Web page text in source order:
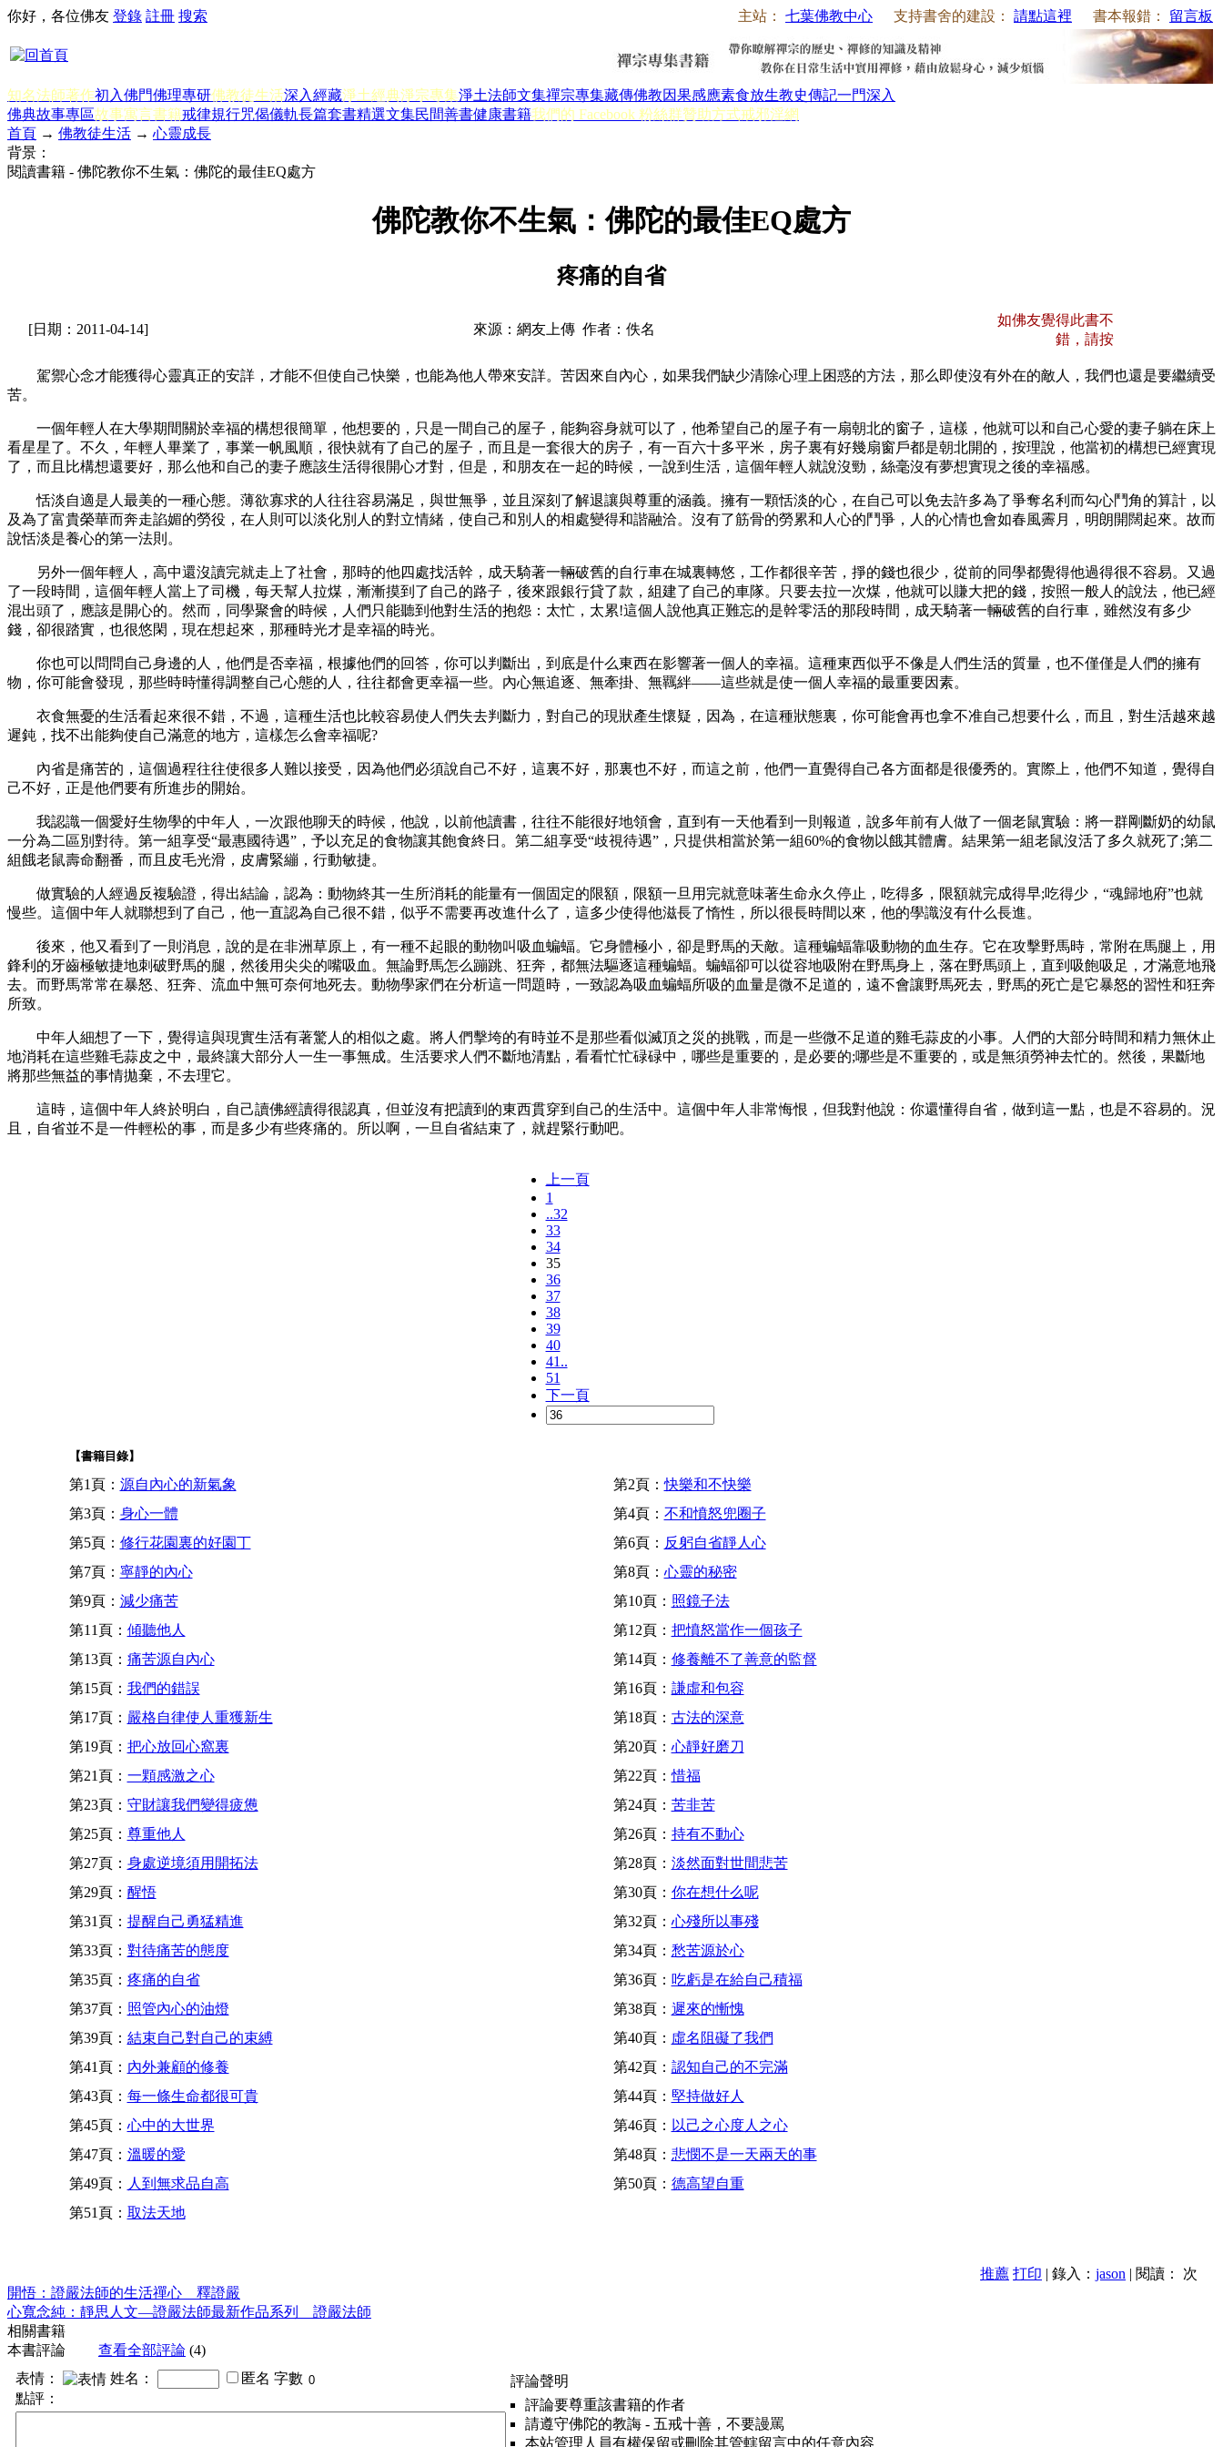
主站： 七葉佛教中心 支持書舍的建設： 請點這裡 書本報錯： 留言板
你好，各位佛友 登錄 註冊 搜索
知名法師著作初入佛門佛理專研佛教徒生活深入經藏淨土經典淨宗專集淨土法師文集禪宗專集藏傳佛教因果感應素食放生教史傳記一門深入
佛典故事專區故事寓言書籍戒律規行咒偈儀軌長篇套書精選文集民間善書健康書籍我們的 Facebook 粉絲群贊助方式戒邪淫網
首頁 → 佛教徒生活 → 心靈成長
背景：
閱讀書籍 - 佛陀教你不生氣：佛陀的最佳EQ處方
佛陀教你不生氣：佛陀的最佳EQ處方
疼痛的自省
[日期：2011-04-14] 來源：網友上傳 作者：佚名
如佛友覺得此書不
錯，請按
駕禦心念才能獲得心靈真正的安詳，才能不但使自己快樂，也能為他人帶來安詳。苦因來自內心，如果我們缺少清除心理上困惑的方法，那么即使沒有外在的敵人，我們也還是要繼續受
苦。
一個年輕人在大學期間關於幸福的構想很簡單，他想要的，只是一間自己的屋子，能夠容身就可以了，他希望自己的屋子有一扇朝北的窗子，這樣，他就可以和自己心愛的妻子躺在床上
看星星了。不久，年輕人畢業了，事業一帆風順，很快就有了自己的屋子，而且是一套很大的房子，有一百六十多平米，房子裏有好幾扇窗戶都是朝北開的，按理說，他當初的構想已經實現
了，而且比構想還要好，那么他和自己的妻子應該生活得很開心才對，但是，和朋友在一起的時候，一說到生活，這個年輕人就說沒勁，絲毫沒有夢想實現之後的幸福感。
恬淡自適是人最美的一種心態。薄欲寡求的人往往容易滿足，與世無爭，並且深刻了解退讓與尊重的涵義。擁有一顆恬淡的心，在自己可以免去許多為了爭奪名利而勾心鬥角的算計，以
及為了富貴榮華而奔走諂媚的勞役，在人則可以淡化別人的對立情緒，使自己和別人的相處變得和諧融洽。沒有了筋骨的勞累和人心的鬥爭，人的心情也會如春風霽月，明朗開闊起來。故而
說恬淡是養心的第一法則。
另外一個年輕人，高中還沒讀完就走上了社會，那時的他四處找活幹，成天騎著一輛破舊的自行車在城裏轉悠，工作都很辛苦，掙的錢也很少，從前的同學都覺得他過得很不容易。又過
了一段時間，這個年輕人當上了司機，每天幫人拉煤，漸漸摸到了自己的路子，後來跟銀行貸了款，組建了自己的車隊。只要去拉一次煤，他就可以賺大把的錢，按照一般人的說法，他已經
混出頭了，應該是開心的。然而，同學聚會的時候，人們只能聽到他對生活的抱怨：太忙，太累!這個人說他真正難忘的是幹零活的那段時間，成天騎著一輛破舊的自行車，雖然沒有多少
錢，卻很踏實，也很悠閑，現在想起來，那種時光才是幸福的時光。
你也可以問問自己身邊的人，他們是否幸福，根據他們的回答，你可以判斷出，到底是什么東西在影響著一個人的幸福。這種東西似乎不像是人們生活的質量，也不僅僅是人們的擁有
物，你可能會發現，那些時時懂得調整自己心態的人，往往都會更幸福一些。內心無追逐、無牽掛、無羈絆——這些就是使一個人幸福的最重要因素。
衣食無憂的生活看起來很不錯，不過，這種生活也比較容易使人們失去判斷力，對自己的現狀產生懷疑，因為，在這種狀態裏，你可能會再也拿不准自己想要什么，而且，對生活越來越
遲鈍，找不出能夠使自己滿意的地方，這樣怎么會幸福呢?
內省是痛苦的，這個過程往往使很多人難以接受，因為他們必須說自己不好，這裏不好，那裏也不好，而這之前，他們一直覺得自己各方面都是很優秀的。實際上，他們不知道，覺得自
己不好，正是他們要有所進步的開始。
我認識一個愛好生物學的中年人，一次跟他聊天的時候，他說，以前他讀書，往往不能很好地領會，直到有一天他看到一則報道，說多年前有人做了一個老鼠實驗：將一群剛斷奶的幼鼠
一分為二區別對待。第一組享受“最惠國待遇”，予以充足的食物讓其飽食終日。第二組享受“歧視待遇”，只提供相當於第一組60%的食物以餓其體膚。結果第一組老鼠沒活了多久就死了;第二
組餓老鼠壽命翻番，而且皮毛光滑，皮膚緊繃，行動敏捷。
做實驗的人經過反複驗證，得出結論，認為：動物終其一生所消耗的能量有一個固定的限額，限額一旦用完就意味著生命永久停止，吃得多，限額就完成得早;吃得少，“魂歸地府”也就
慢些。這個中年人就聯想到了自己，他一直認為自己很不錯，似乎不需要再改進什么了，這多少使得他滋長了惰性，所以很長時間以來，他的學識沒有什么長進。
後來，他又看到了一則消息，說的是在非洲草原上，有一種不起眼的動物叫吸血蝙蝠。它身體極小，卻是野馬的天敵。這種蝙蝠靠吸動物的血生存。它在攻擊野馬時，常附在馬腿上，用
鋒利的牙齒極敏捷地刺破野馬的腿，然後用尖尖的嘴吸血。無論野馬怎么蹦跳、狂奔，都無法驅逐這種蝙蝠。蝙蝠卻可以從容地吸附在野馬身上，落在野馬頭上，直到吸飽吸足，才滿意地飛
去。而野馬常常在暴怒、狂奔、流血中無可奈何地死去。動物學家們在分析這一問題時，一致認為吸血蝙蝠所吸的血量是微不足道的，遠不會讓野馬死去，野馬的死亡是它暴怒的習性和狂奔
所致。
中年人細想了一下，覺得這與現實生活有著驚人的相似之處。將人們擊垮的有時並不是那些看似滅頂之災的挑戰，而是一些微不足道的雞毛蒜皮的小事。人們的大部分時間和精力無休止
地消耗在這些雞毛蒜皮之中，最終讓大部分人一生一事無成。生活要求人們不斷地清點，看看忙忙碌碌中，哪些是重要的，是必要的;哪些是不重要的，或是無須勞神去忙的。然後，果斷地
將那些無益的事情拋棄，不去理它。
這時，這個中年人終於明白，自己讀佛經讀得很認真，但並沒有把讀到的東西貫穿到自己的生活中。這個中年人非常悔恨，但我對他說：你還懂得自省，做到這一點，也是不容易的。況
且，自省並不是一件輕松的事，而是多少有些疼痛的。所以啊，一旦自省結束了，就趕緊行動吧。
上一頁
1
..32
33
34
35
36
37
38
39
40
41..
51
下一頁
【書籍目錄】
第1頁： 源自內心的新氣象 第2頁：快樂和不快樂
第3頁： 身心一體 第4頁： 不和憤怒兜圈子
第5頁： 修行花園裏的好園丁 第6頁： 反躬自省靜人心
第7頁： 寧靜的內心 第8頁： 心靈的秘密
第9頁： 減少痛苦 第10頁： 照鏡子法
第11頁： 傾聽他人 第12頁： 把憤怒當作一個孩子
第13頁： 痛苦源自內心 第14頁： 修養離不了善意的監督
第15頁： 我們的錯誤 第16頁： 謙虛和包容
第17頁： 嚴格自律使人重獲新生 第18頁： 古法的深意
第19頁： 把心放回心窩裏 第20頁： 心靜好磨刀
第21頁： 一顆感激之心 第22頁：惜福
第23頁： 守財讓我們變得疲憊 第24頁： 苦非苦
第25頁： 尊重他人 第26頁： 持有不動心
第27頁： 身處逆境須用開拓法 第28頁： 淡然面對世間悲苦
第29頁： 醒悟 第30頁： 你在想什么呢
第31頁： 提醒自己勇猛精進 第32頁： 心殘所以事殘
第33頁： 對待痛苦的態度 第34頁： 愁苦源於心
第35頁： 疼痛的自省 第36頁： 吃虧是在給自己積福
第37頁： 照管內心的油燈 第38頁： 遲來的慚愧
第39頁： 結束自己對自己的束縛 第40頁： 虛名阻礙了我們
第41頁： 內外兼顧的修養 第42頁： 認知自己的不完滿
第43頁： 每一條生命都很可貴 第44頁： 堅持做好人
第45頁： 心中的大世界 第46頁： 以己之心度人之心
第47頁： 溫暖的愛 第48頁： 悲憫不是一天兩天的事
第49頁： 人到無求品自高 第50頁： 德高望自重
第51頁： 取法天地
推薦 打印 | 錄入： jason | 閱讀：
次
開悟：證嚴法師的生活禪心 釋證嚴
心寬念純：靜思人文—證嚴法師最新作品系列 證嚴法師
相關書籍
本書評論
查看全部評論 (4)
表情：
姓名： 匿名 字數
點評：
評論聲明
評論要尊重該書籍的作者
請遵守佛陀的教誨 - 五戒十善，不要謾罵
本站管理人員有權保留或刪除其管轄留言中的任意內容